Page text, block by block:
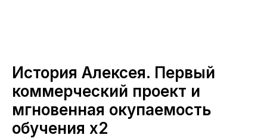
История Алексея. Первый
коммерческий проект и
мгновенная окупаемость
обучения х2